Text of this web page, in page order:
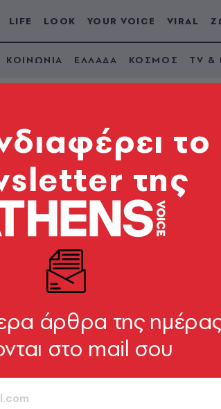
LIFE LOOK YOUR VOICE VIRAL
ΚΟΙΝΩΝΙΑ ΕΛΛΑΔΑ ΚΟΣΜΟΣ TV &
και
αλλάξει την οπτική γωνία των
το
της
άρθρα της
στο mail σου